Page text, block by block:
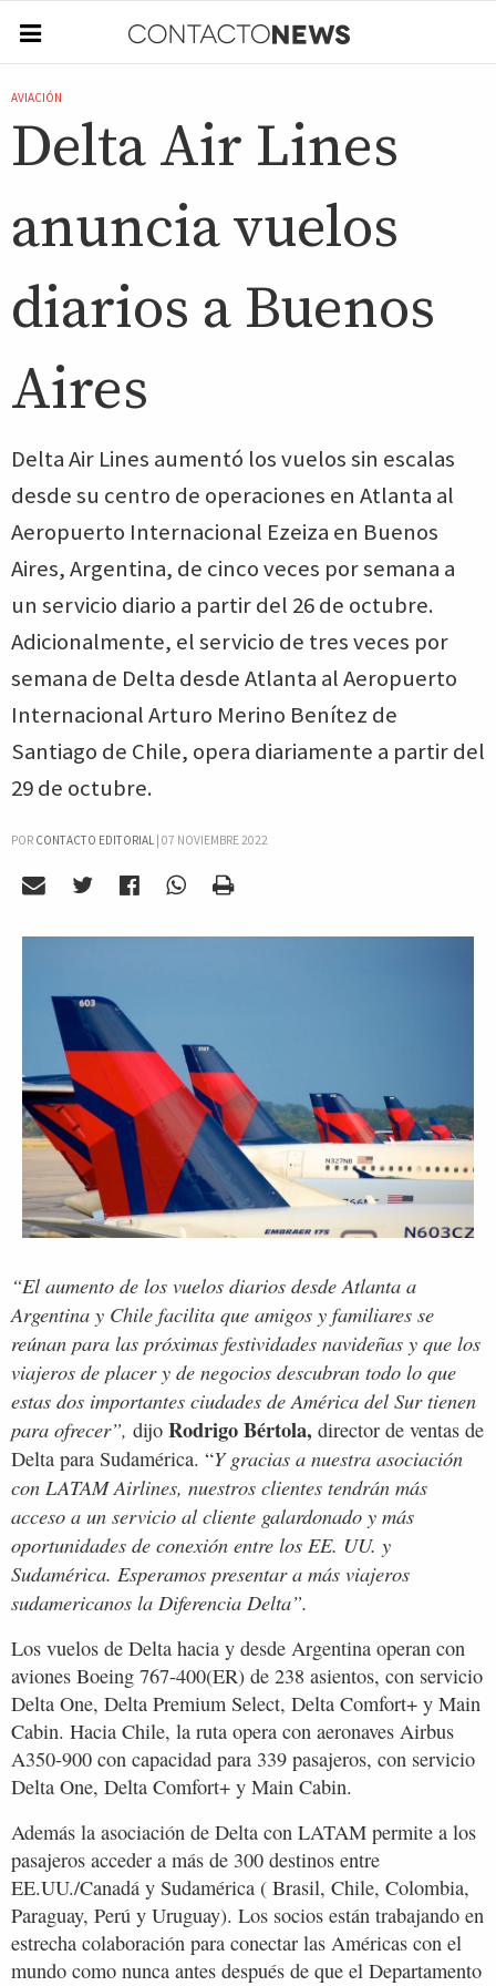
AVIACIÓN
Delta Air Lines
anuncia vuelos
diarios a Buenos
Aires
Delta Air Lines aumentó los vuelos sin escalas
desde su centro de operaciones en Atlanta al
Aeropuerto Internacional Ezeiza en Buenos
Aires, Argentina, de cinco veces por semana a
un servicio diario a partir del 26 de octubre.
Adicionalmente, el servicio de tres veces por
semana de Delta desde Atlanta al Aeropuerto
Internacional Arturo Merino Benítez de
Santiago de Chile, opera diariamente a partir del
29 de octubre.
POR CONTACTO EDITORIAL| 07 NOVIEMBRE 2022
“El aumento de los vuelos diarios desde Atlanta a
Argentina y Chile facilita que amigos y familiares se
reúnan para las próximas festividades navideñas y que los
viajeros de placer y de negocios descubran todo lo que
estas dos importantes ciudades de América del Sur tienen
para ofrecer”, dijo Rodrigo Bértola, director de ventas de
Delta para Sudamérica. “Y gracias a nuestra asociación
con LATAM Airlines, nuestros clientes tendrán más
acceso a un servicio al cliente galardonado y más
oportunidades de conexión entre los EE. UU. y
Sudamérica. Esperamos presentar a más viajeros
sudamericanos la Diferencia Delta”.
Los vuelos de Delta hacia y desde Argentina operan con
aviones Boeing 767-400(ER) de 238 asientos, con servicio
Delta One, Delta Premium Select, Delta Comfort+ y Main
Cabin. Hacia Chile, la ruta opera con aeronaves Airbus
A350-900 con capacidad para 339 pasajeros, con servicio
Delta One, Delta Comfort+ y Main Cabin.
Además la asociación de Delta con LATAM permite a los
pasajeros acceder a más de 300 destinos entre
EE.UU./Canadá y Sudamérica ( Brasil, Chile, Colombia,
Paraguay, Perú y Uruguay). Los socios están trabajando en
estrecha colaboración para conectar las Américas con el
mundo como nunca antes después de que el Departamento